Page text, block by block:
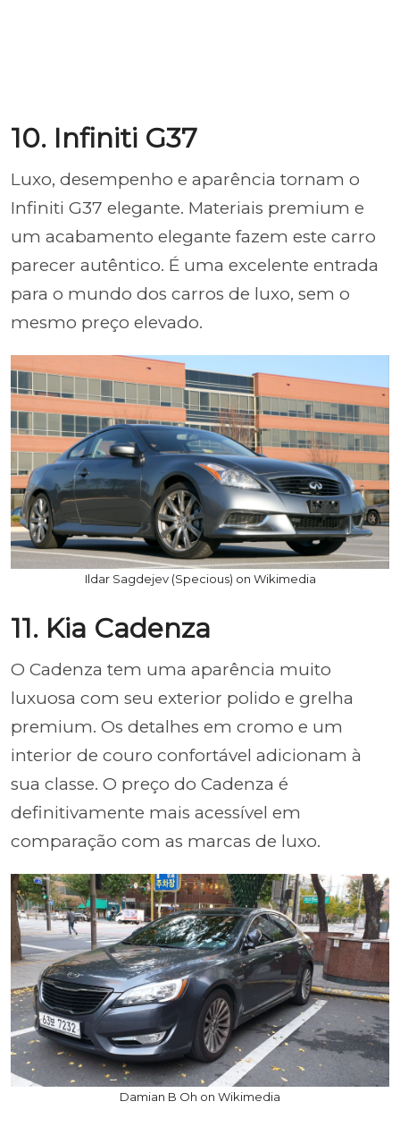
10. Infiniti G37
Luxo, desempenho e aparência tornam o
Infiniti G37 elegante. Materiais premium e
um acabamento elegante fazem este carro
parecer autêntico. É uma excelente entrada
para o mundo dos carros de luxo, sem o
mesmo preço elevado.
Ildar Sagdejev (Specious) on Wikimedia
11. Kia Cadenza
O Cadenza tem uma aparência muito
luxuosa com seu exterior polido e grelha
premium. Os detalhes em cromo e um
interior de couro confortável adicionam à
sua classe. O preço do Cadenza é
definitivamente mais acessível em
comparação com as marcas de luxo.
Damian B Oh on Wikimedia